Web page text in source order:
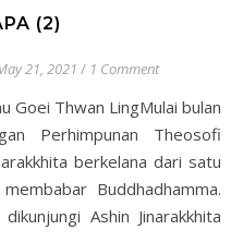
(2)
21, 2021 / 1 Comment
Perhimpunan Theosofi
berkelana dari satu
Buddhadhamma.
Ashin Jinarakkhita